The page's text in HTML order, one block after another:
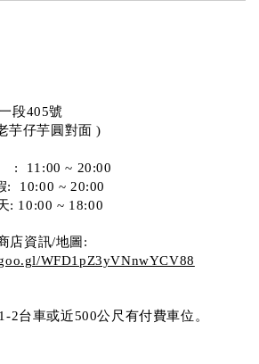
段405號
芋仔芋圓對面 )
:  11:00 ~ 20:00
:  10:00 ~ 20:00
: 10:00 ~ 18:00
店資訊/地圖:
WFD1pZ3yVNnwYCV88
2台車或近500公尺有付費車位。